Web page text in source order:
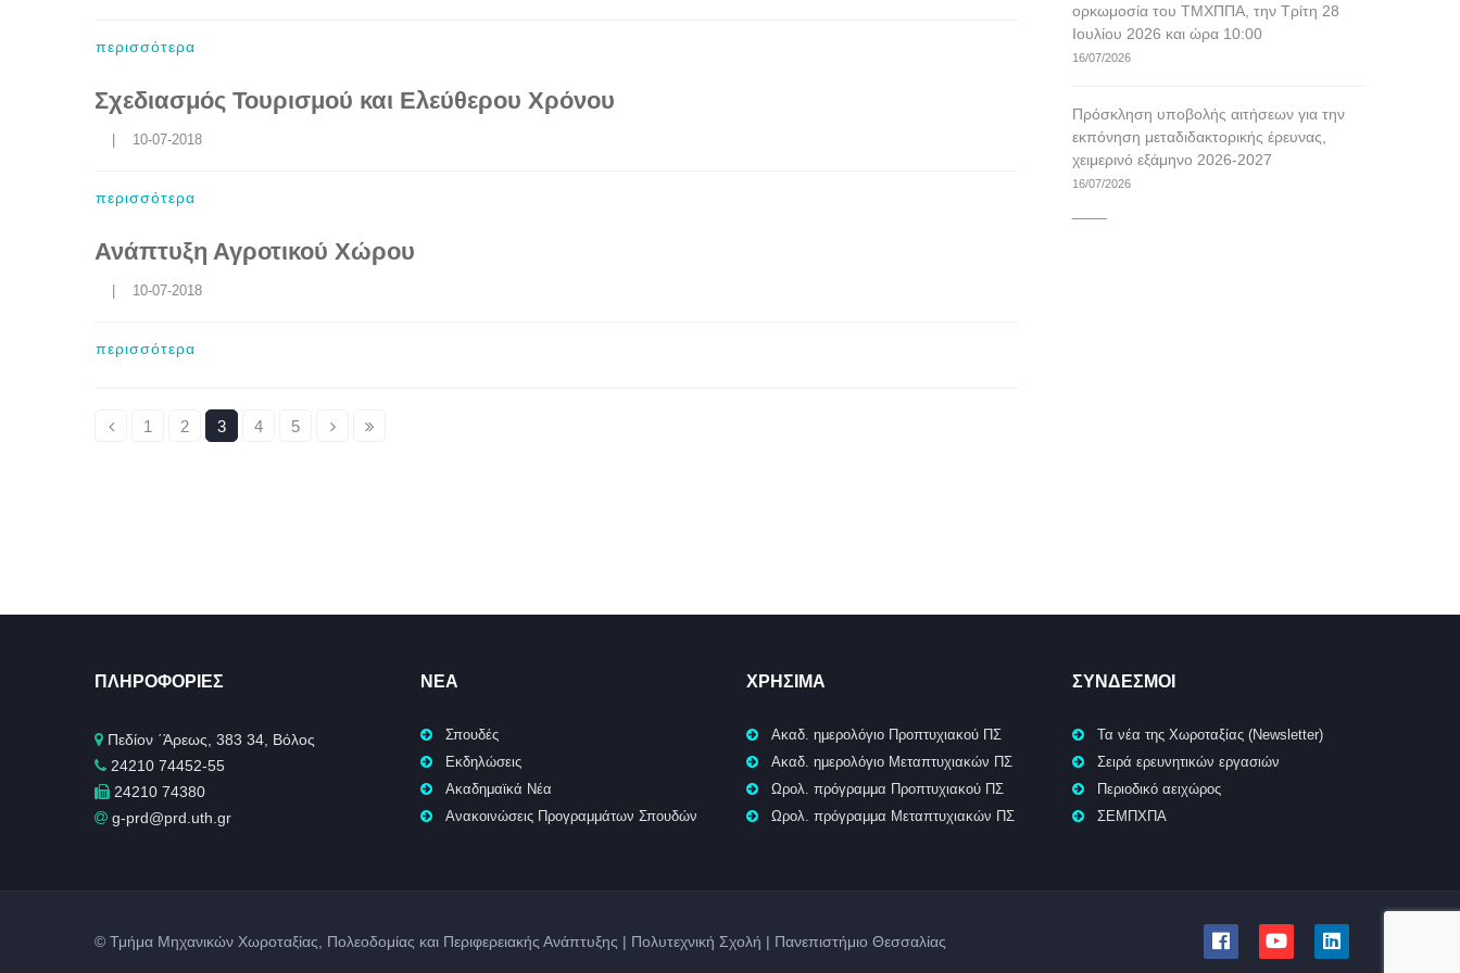
περισσότερα
Σχεδιασμός Τουρισμού και Ελεύθερου Χρόνου
    |    10-07-2018
περισσότερα
Ανάπτυξη Αγροτικού Χώρου
    |    10-07-2018
περισσότερα
1 2 3 4 5
ορκωμοσία του ΤΜΧΠΠΑ, την Τρίτη 28
Ιουλίου 2026 και ώρα 10:00
16/07/2026
Πρόσκληση υποβολής αιτήσεων για την
εκπόνηση μεταδιδακτορικής έρευνας,
χειμερινό εξάμηνο 2026-2027
16/07/2026
ΠΛΗΡΟΦΟΡΊΕΣ
Πεδίον ΄Άρεως, 383 34, Βόλος
24210 74452-55
24210 74380
g-prd@prd.uth.gr
ΝΈΑ
Σπουδές
Εκδηλώσεις
Ακαδημαϊκά Νέα
Ανακοινώσεις Προγραμμάτων Σπουδών
ΧΡΉΣΙΜΑ
Ακαδ. ημερολόγιο Προπτυχιακού ΠΣ
Ακαδ. ημερολόγιο Μεταπτυχιακών ΠΣ
Ωρολ. πρόγραμμα Προπτυχιακού ΠΣ
Ωρολ. πρόγραμμα Μεταπτυχιακών ΠΣ
ΣΥΝΔΕΣΜΟΙ
Τα νέα της Χωροταξίας (Newsletter)
Σειρά ερευνητικών εργασιών
Περιοδικό αειχώρος
ΣΕΜΠΧΠΑ
© Τμήμα Μηχανικών Χωροταξίας, Πολεοδομίας και Περιφερειακής Ανάπτυξης | Πολυτεχνική Σχολή | Πανεπιστήμιο Θεσσαλίας